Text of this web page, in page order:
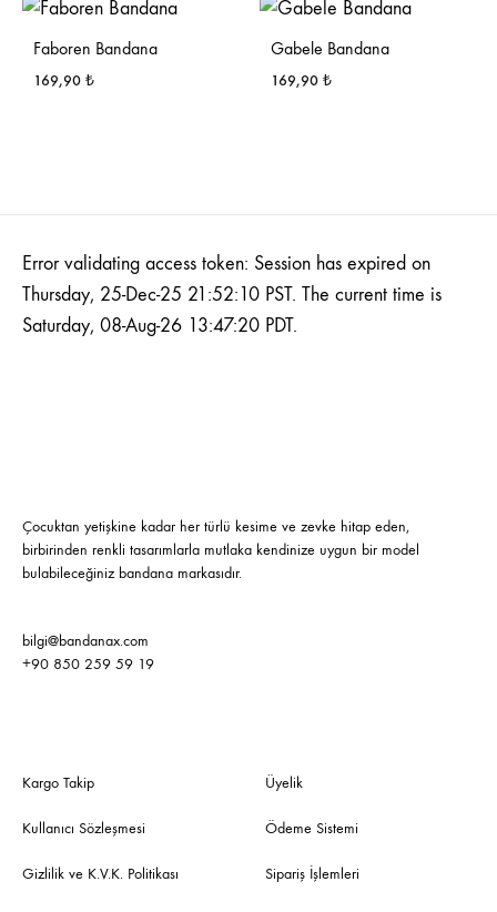
Faboren Bandana
169,90 ₺
Gabele Bandana
169,90 ₺
Error validating access token: Session has expired on
Thursday, 25-Dec-25 21:52:10 PST. The current time is
Saturday, 08-Aug-26 13:47:20 PDT.
Çocuktan yetişkine kadar her türlü kesime ve zevke hitap eden,
birbirinden renkli tasarımlarla mutlaka kendinize uygun bir model
bulabileceğiniz bandana markasıdır.
bilgi@bandanax.com
+90 850 259 59 19
Kargo Takip
Kullanıcı Sözleşmesi
Gizlilik ve K.V.K. Politikası
Üyelik
Ödeme Sistemi
Sipariş İşlemleri